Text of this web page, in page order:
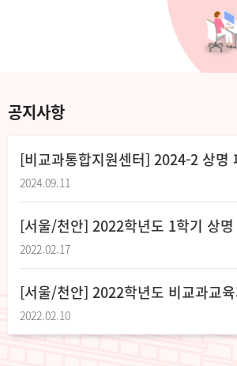
공지사항
2024.09.11
2022.02.17
2022.02.10